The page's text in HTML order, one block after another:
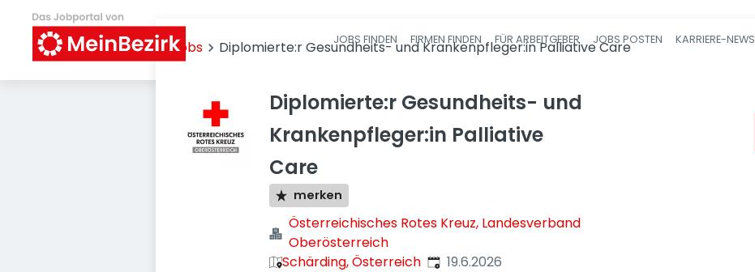
Haupt-Navigation
JOBS FINDEN FIRMEN FINDEN FÜR ARBEITGEBER JOBS POSTEN KARRIERE-NEWS
Jobs Diplomierte:r Gesundheits- und Krankenpfleger:in Palliative Care
Diplomierte:r Gesundheits- und
Krankenpfleger:in Palliative
Care
merken
Österreichisches Rotes Kreuz, Landesverband
Oberösterreich
Schärding, Österreich Veröffentlicht
19.6.2026